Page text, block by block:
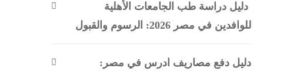
دليل دراسة طب الجامعات الأهلية
للوافدين في مصر 2026: الرسوم والقبول
دليل دفع مصاريف ادرس في مصر: